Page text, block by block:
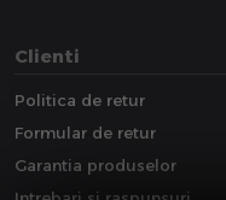
Clienti
Politica de retur
Formular de retur
Garantia produselor